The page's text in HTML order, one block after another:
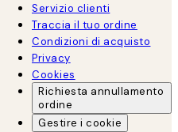
Servizio clienti
Traccia il tuo ordine
Condizioni di acquisto
Privacy
Cookies
Richiesta annullamento
ordine
Gestire i cookie